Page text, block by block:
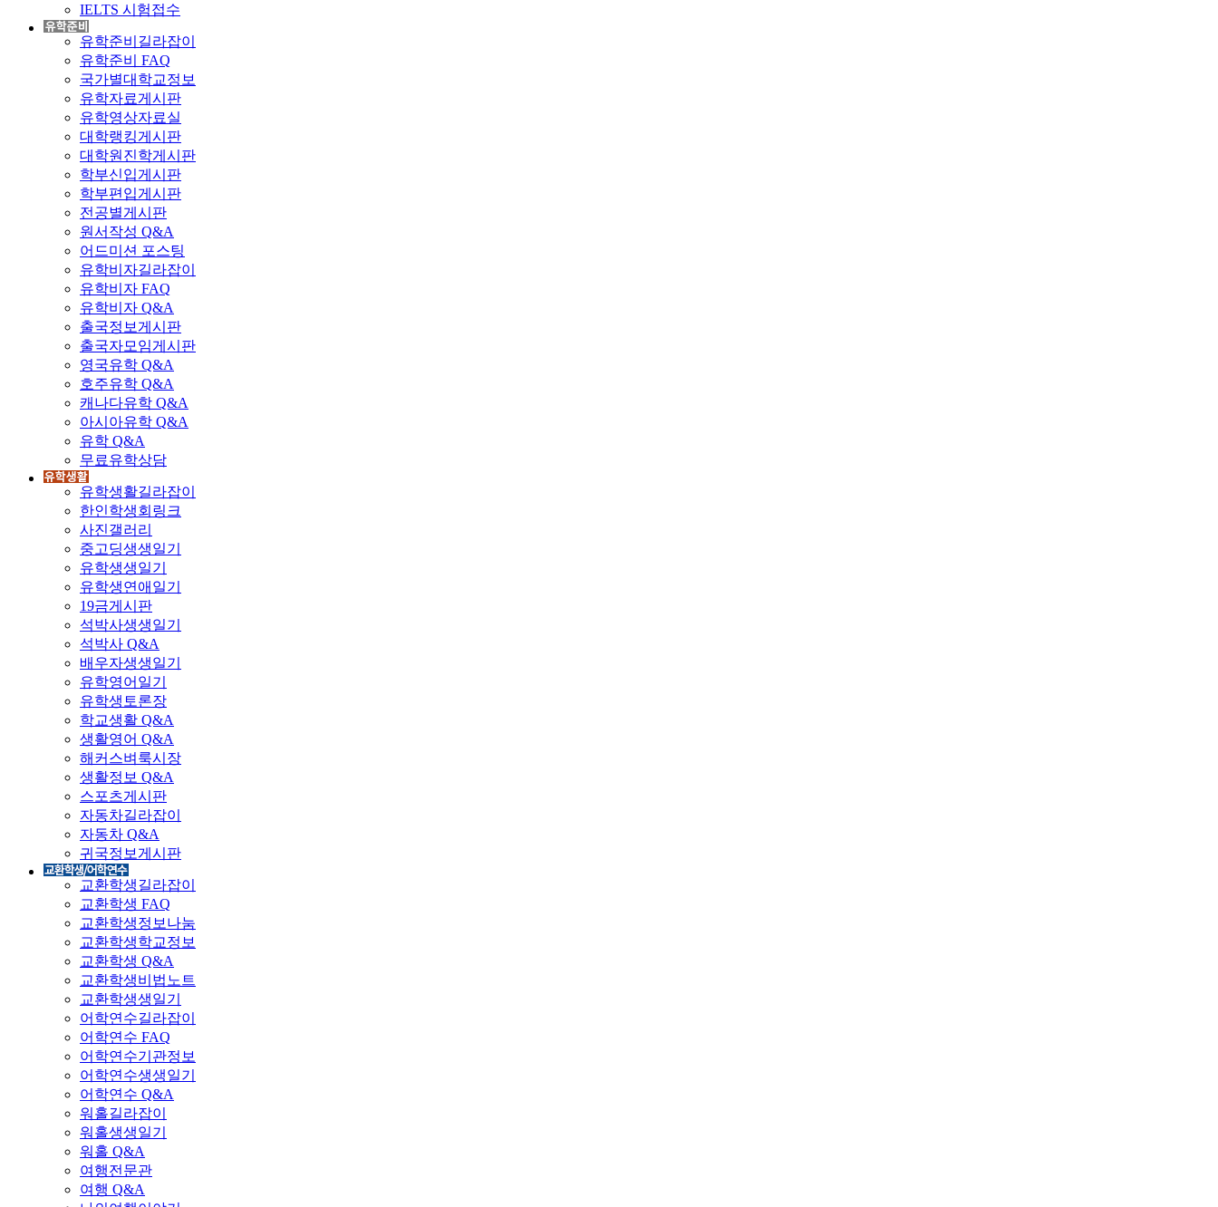
IELTS 시험접수
유학준비길라잡이
유학준비 FAQ
국가별대학교정보
유학자료게시판
유학영상자료실
대학랭킹게시판
대학원진학게시판
학부신입게시판
학부편입게시판
전공별게시판
원서작성 Q&A
어드미션 포스팅
유학비자길라잡이
유학비자 FAQ
유학비자 Q&A
출국정보게시판
출국자모임게시판
영국유학 Q&A
호주유학 Q&A
캐나다유학 Q&A
아시아유학 Q&A
유학 Q&A
무료유학상담
유학생활길라잡이
한인학생회링크
사진갤러리
중고딩생생일기
유학생생일기
유학생연애일기
19금게시판
석박사생생일기
석박사 Q&A
배우자생생일기
유학영어일기
유학생토론장
학교생활 Q&A
생활영어 Q&A
해커스벼룩시장
생활정보 Q&A
스포츠게시판
자동차길라잡이
자동차 Q&A
귀국정보게시판
교환학생길라잡이
교환학생 FAQ
교환학생정보나눔
교환학생학교정보
교환학생 Q&A
교환학생비법노트
교환학생생일기
어학연수길라잡이
어학연수 FAQ
어학연수기관정보
어학연수생생일기
어학연수 Q&A
워홀길라잡이
워홀생생일기
워홀 Q&A
여행전문관
여행 Q&A